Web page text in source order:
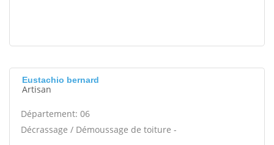
Eustachio bernard
Artisan
Département: 06
Décrassage / Démoussage de toiture -